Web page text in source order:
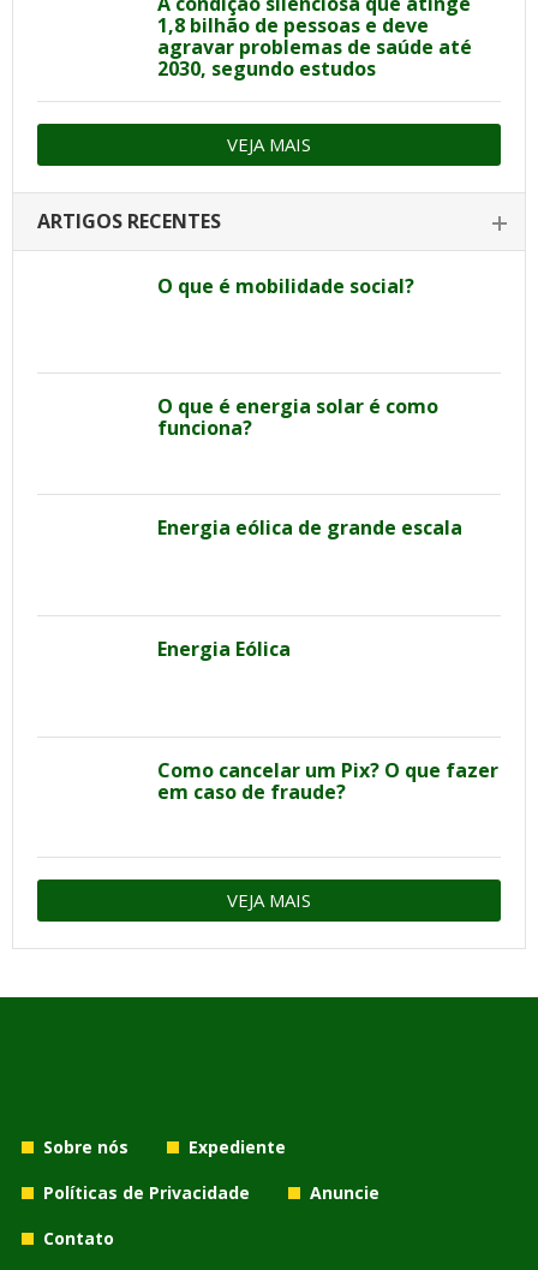
1,8 bilhão de pessoas e deve
agravar problemas de saúde até
2030, segundo estudos
VEJA MAIS
ARTIGOS RECENTES
O que é mobilidade social?
O que é energia solar é como
funciona?
Energia eólica de grande escala
Energia Eólica
Como cancelar um Pix? O que fazer
em caso de fraude?
VEJA MAIS
Sobre nós
Expediente
Políticas de Privacidade
Anuncie
Contato